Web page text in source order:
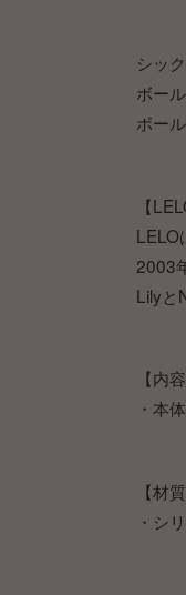
シッ
ボー
ボー
【
LELO
2003
Lilyと
【内
・本
【材
・シ